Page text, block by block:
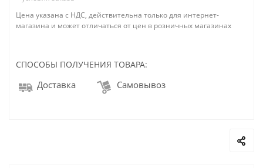
Цена указана с НДС, действительна только для интернет-
магазина и может отличаться от цен в розничных магазинах
СПОСОБЫ ПОЛУЧЕНИЯ ТОВАРА:
Доставка Самовывоз